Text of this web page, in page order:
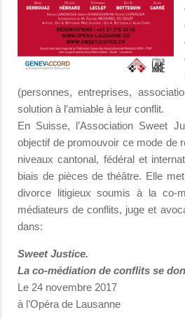
(personnes, entreprises,
solution à l’amiable à leur conflit.
En Suisse, l’Association Sweet
objectif de promouvoir ce mode de
niveaux cantonal, fédéral et
biais de pièces de théâtre. Elle
divorce litigieux soumis à la co-
médiateurs de conflits, juge et
dans:
Sweet Justice.
La co-médiation de conflits se
Le 24 novembre 2017
à l’Opéra de Lausanne